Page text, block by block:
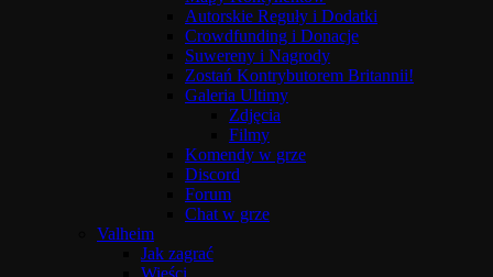
Autorskie Reguły i Dodatki
Crowdfunding i Donacje
Suwereny i Nagrody
Zostań Kontrybutorem Britannii!
Galeria Ultimy
Zdjęcia
Filmy
Komendy w grze
Discord
Forum
Chat w grze
Valheim
Jak zagrać
Wieści